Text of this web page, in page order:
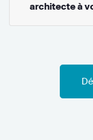
architecte à